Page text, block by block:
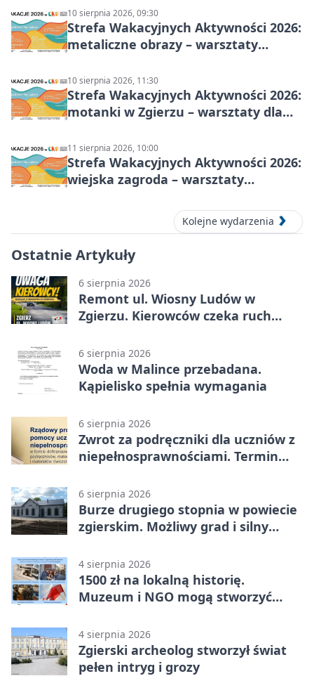
10 sierpnia 2026, 09:30
Strefa Wakacyjnych Aktywności 2026:
metaliczne obrazy – warsztaty
10 sierpnia 2026, 11:30
Strefa Wakacyjnych Aktywności 2026:
motanki w Zgierzu – warsztaty dla
11 sierpnia 2026, 10:00
Strefa Wakacyjnych Aktywności 2026:
wiejska zagroda – warsztaty
Kolejne wydarzenia
Ostatnie Artykuły
6 sierpnia 2026
Remont ul. Wiosny Ludów w
Zgierzu. Kierowców czeka ruch
6 sierpnia 2026
Woda w Malince przebadana.
Kąpielisko spełnia wymagania
6 sierpnia 2026
Zwrot za podręczniki dla uczniów z
niepełnosprawnościami. Termin
6 sierpnia 2026
Burze drugiego stopnia w powiecie
zgierskim. Możliwy grad i silny
4 sierpnia 2026
1500 zł na lokalną historię.
Muzeum i NGO mogą stworzyć
4 sierpnia 2026
Zgierski archeolog stworzył świat
pełen intryg i grozy